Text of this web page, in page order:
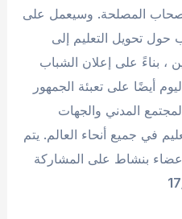
المصلحة. وسيعمل على
حول تحويل التعليم إلى
، بناءً على إعلان الشباب
أيضًا على تعبئة الجمهور
المدني والجهات
في جميع أنحاء العالم. يتم
بنشاط على المشاركة